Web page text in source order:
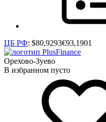
ЦБ РФ: $80,9293€93,1901
Орехово-Зуево
В избранном пусто